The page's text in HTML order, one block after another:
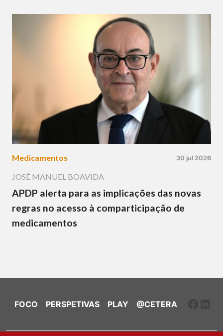
Medicamentos 30 jul 2026
JOSÉ MANUEL BOAVIDA
APDP alerta para as implicações das novas
regras no acesso à comparticipação de
medicamentos
FOCO PERSPETIVAS PLAY @CETERA